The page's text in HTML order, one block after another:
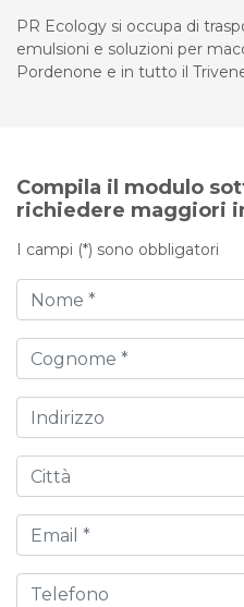
PR Ecology si occupa di
emulsioni e soluzioni per
Pordenone e in tutto il
Compila il modulo
richiedere maggiori
I campi (*) sono obbligatori
Nome
Cognome
Indirizzo
Città
Email
Telefono